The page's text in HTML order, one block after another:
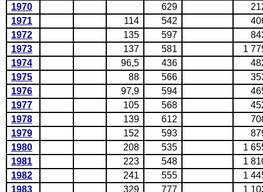
1970
629
1971
114 542
1972
135 597
1973
137 581
1
1974
96,5 436
1975
88 566
1976
97,9 594
1977
105 568
1978
139 612
1979
152 593
1980
208 535
1
1981
223 548
1
1982
241 555
1
1983
329 777
1